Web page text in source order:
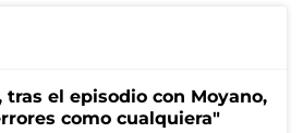
tras el episodio con Moyano,
como cualquiera"